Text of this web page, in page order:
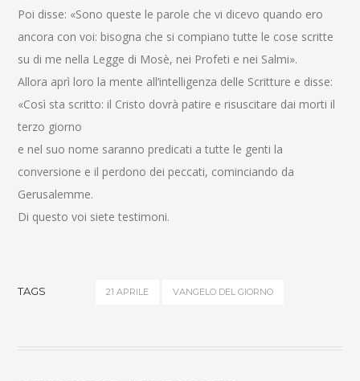
Poi disse: «Sono queste le parole che vi dicevo quando ero
ancora con voi: bisogna che si compiano tutte le cose scritte
su di me nella Legge di Mosè, nei Profeti e nei Salmi».
Allora aprì loro la mente all’intelligenza delle Scritture e disse:
«Così sta scritto: il Cristo dovrà patire e risuscitare dai morti il
terzo giorno
e nel suo nome saranno predicati a tutte le genti la
conversione e il perdono dei peccati, cominciando da
Gerusalemme.
Di questo voi siete testimoni.
TAGS 21 APRILE VANGELO DEL GIORNO